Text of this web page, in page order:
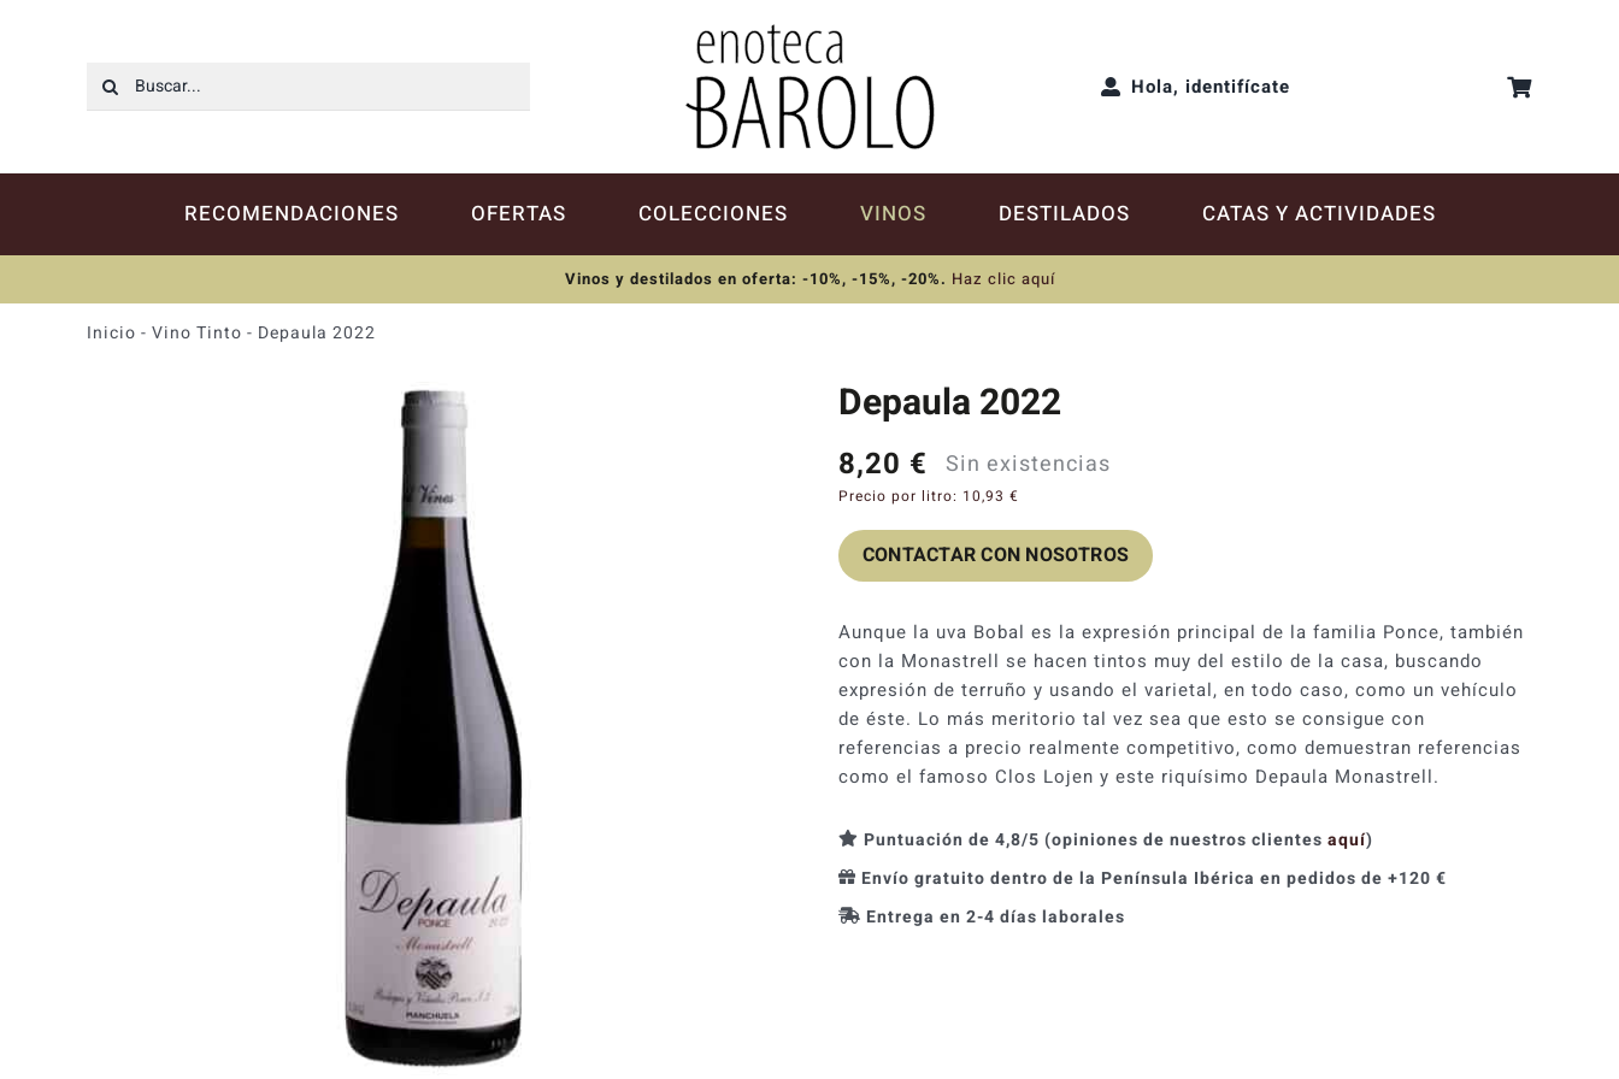
Buscar: Hola, identifícate
RECOMENDACIONES OFERTAS COLECCIONES VINOS DESTILADOS CATAS Y ACTIVIDADES
Vinos y destilados en oferta: -10%, -15%, -20%. Haz clic aquí
Inicio - Vino Tinto - Depaula 2022
Depaula 2022
8,20 € Sin existencias
Precio por litro: 10,93 €
CONTACTAR CON NOSOTROS
Aunque la uva Bobal es la expresión principal de la familia Ponce, también
con la Monastrell se hacen tintos muy del estilo de la casa, buscando
expresión de terruño y usando el varietal, en todo caso, como un vehículo
de éste. Lo más meritorio tal vez sea que esto se consigue con
referencias a precio realmente competitivo, como demuestran referencias
como el famoso Clos Lojen y este riquísimo Depaula Monastrell.
Puntuación de 4,8/5 (opiniones de nuestros clientes aquí)
Envío gratuito dentro de la Península Ibérica en pedidos de +120 €
Entrega en 2-4 días laborales